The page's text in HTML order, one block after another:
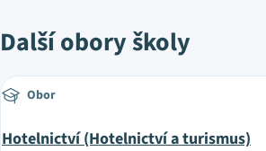
Další obory školy
Obor
Hotelnictví (Hotelnictví a turismus)